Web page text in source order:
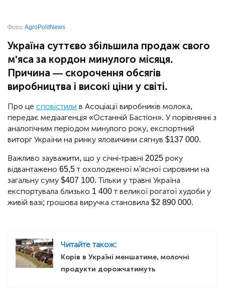
Фото: AgroPolitNews
Україна суттєво збільшила продаж свого
м'яса за кордон минулого місяця.
Причина — скорочення обсягів
виробництва і високі ціни у світі.
Про це сповістили в Асоціації виробників молока,
передає медіаагенція «Останній Бастіон». У порівнянні з
аналогічним періодом минулого року, експортний
виторг України на ринку яловичини сягнув $137 000.
Важливо зауважити, що у січні-травні 2025 року
відвантажено 65,5 т охолодженої м'ясної сировини на
загальну суму $407 100. Тільки у травні Україна
експортувала близько 1 400 т великої рогатої худоби у
живій вазі; грошова виручка становила $2 890 000.
Читайте також:
Корів в Україні меншатиме, молочні
продукти дорожчатимуть